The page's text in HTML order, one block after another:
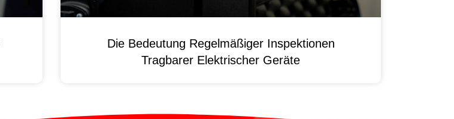
Die Bedeutung Regelmäßiger Inspektionen
Tragbarer Elektrischer Geräte